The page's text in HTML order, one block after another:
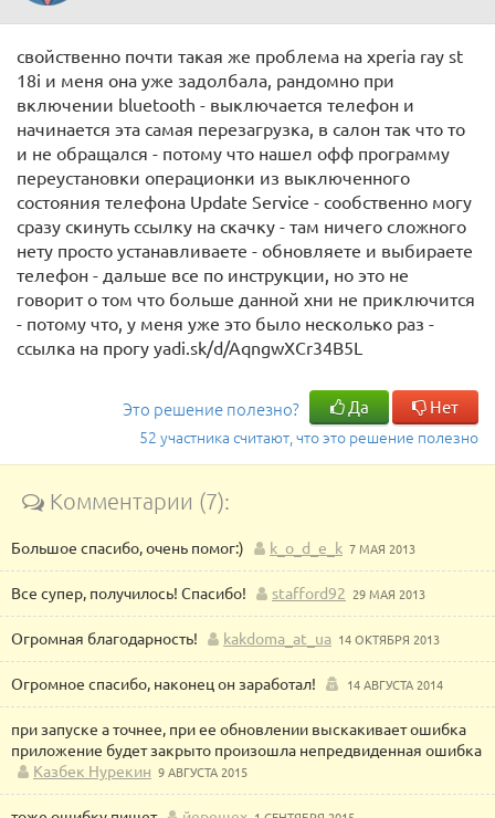
свойственно почти такая же проблема на xperia ray st
18i и меня она уже задолбала, рандомно при
включении bluetooth - выключается телефон и
начинается эта самая перезагрузка, в салон так что то
и не обращался - потому что нашел офф программу
переустановки операционки из выключенного
состояния телефона Update Service - сообственно могу
сразу скинуть ссылку на скачку - там ничего сложного
нету просто устанавливаете - обновляете и выбираете
телефон - дальше все по инструкции, но это не
говорит о том что больше данной хни не приключится
- потому что, у меня уже это было несколько раз -
ссылка на прогу yadi.sk/d/AqngwXCr34B5L
Это решение полезно? Да Нет
52 участника считают, что это решение полезно
Комментарии (7):
Большое спасибо, очень помог:) k_o_d_e_k 7 МАЯ 2013
Все супер, получилось! Спасибо! stafford92 29 МАЯ 2013
Огромная благодарность! kakdoma_at_ua 14 ОКТЯБРЯ 2013
Огромное спасибо, наконец он заработал! 14 АВГУСТА 2014
при запуске а точнее, при ее обновлении выскакивает ошибка
приложение будет закрыто произошла непредвиденная ошибка
Казбек Нурекин 9 АВГУСТА 2015